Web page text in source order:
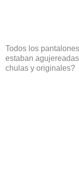
Todos los
estaban
chulas y originales?